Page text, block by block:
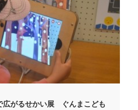
広がるせかい展 ぐんまこども